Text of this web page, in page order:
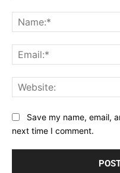
Save my name, email,
next time I comment.